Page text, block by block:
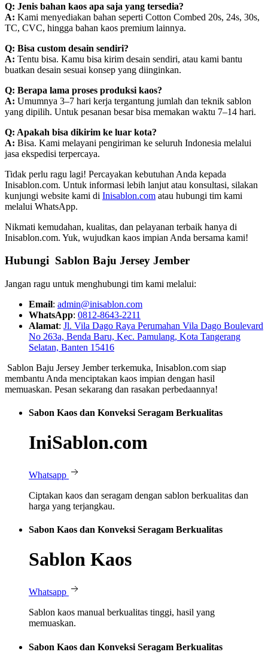
Q: Jenis bahan kaos apa saja yang tersedia?
A: Kami menyediakan bahan seperti Cotton Combed 20s, 24s, 30s,
TC, CVC, hingga bahan kaos premium lainnya.
Q: Bisa custom desain sendiri?
A: Tentu bisa. Kamu bisa kirim desain sendiri, atau kami bantu
buatkan desain sesuai konsep yang diinginkan.
Q: Berapa lama proses produksi kaos?
A: Umumnya 3–7 hari kerja tergantung jumlah dan teknik sablon
yang dipilih. Untuk pesanan besar bisa memakan waktu 7–14 hari.
Q: Apakah bisa dikirim ke luar kota?
A: Bisa. Kami melayani pengiriman ke seluruh Indonesia melalui
jasa ekspedisi terpercaya.
Tidak perlu ragu lagi! Percayakan kebutuhan Anda kepada
Inisablon.com. Untuk informasi lebih lanjut atau konsultasi, silakan
kunjungi website kami di Inisablon.com atau hubungi tim kami
melalui WhatsApp.
Nikmati kemudahan, kualitas, dan pelayanan terbaik hanya di
Inisablon.com. Yuk, wujudkan kaos impian Anda bersama kami!
Hubungi Sablon Baju Jersey Jember
Jangan ragu untuk menghubungi tim kami melalui:
Email: admin@inisablon.com
WhatsApp: 0812-8643-2211
Alamat: Jl. Vila Dago Raya Perumahan Vila Dago Boulevard
No 263a, Benda Baru, Kec. Pamulang, Kota Tangerang
Selatan, Banten 15416
Sablon Baju Jersey Jember terkemuka, Inisablon.com siap
membantu Anda menciptakan kaos impian dengan hasil
memuaskan. Pesan sekarang dan rasakan perbedaannya!
Sabon Kaos dan Konveksi Seragam Berkualitas
IniSablon.com
Whatsapp
Ciptakan kaos dan seragam dengan sablon berkualitas dan
harga yang terjangkau.
Sabon Kaos dan Konveksi Seragam Berkualitas
Sablon Kaos
Whatsapp
Sablon kaos manual berkualitas tinggi, hasil yang
memuaskan.
Sabon Kaos dan Konveksi Seragam Berkualitas